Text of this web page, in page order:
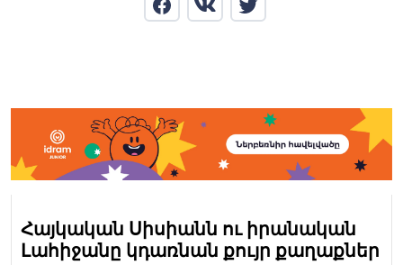
Հայկական Սիսիանն ու իրանական
Լահիջանը կդառնան քույր քաղաքներ